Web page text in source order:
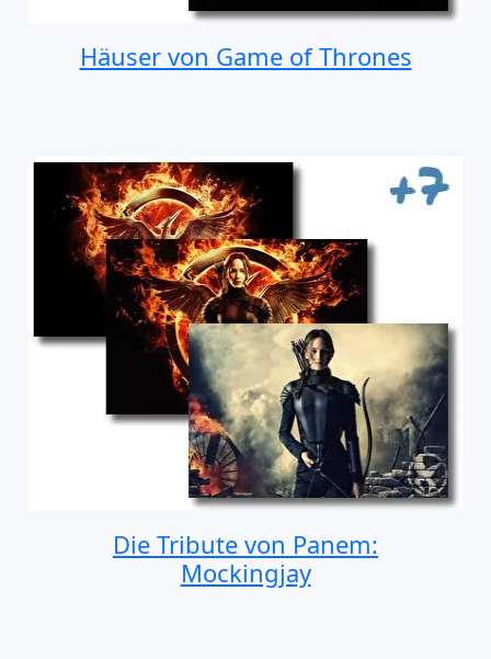
Häuser von Game of Thrones
Die Tribute von Panem:
Mockingjay